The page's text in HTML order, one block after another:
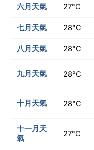
六月天氣 27°C
七月天氣 28°C
八月天氣 28°C
九月天氣 28°C
十月天氣 28°C
十一月天
氣
27°C